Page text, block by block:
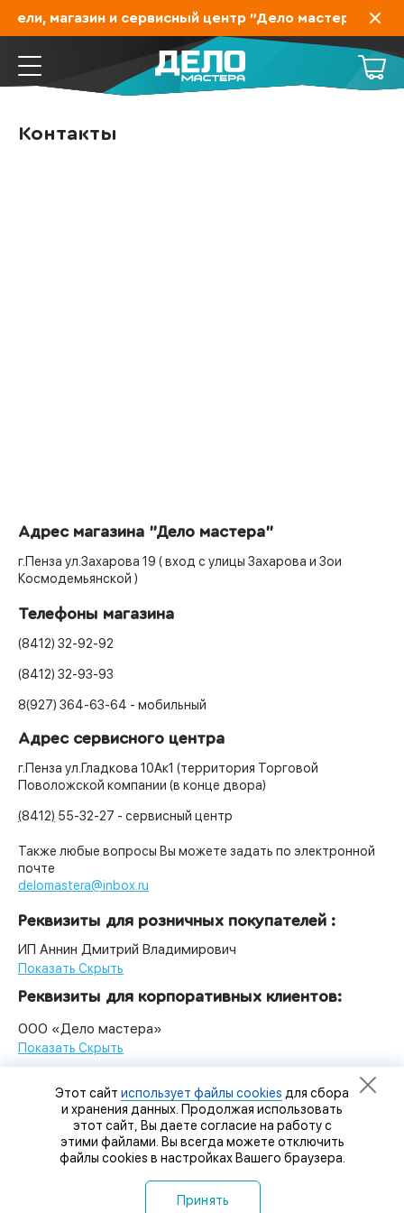
магазин и сервисный центр "Дело мастера"
Контакты
Адрес магазина "Дело мастера"
г.Пенза ул.Захарова 19 ( вход с улицы Захарова и Зои
Космодемьянской )
Телефоны магазина
(8412) 32-92-92
(8412) 32-93-93
8(927) 364-63-64 - мобильный
Адрес сервисного центра
г.Пенза ул.Гладкова 10Ак1 (территория Торговой
Поволожской компании (в конце двора)
(8412) 55-32-27 - сервисный центр
Также любые вопросы Вы можете задать по электронной
почте
delomastera@inbox.ru
Реквизиты для розничных покупателей :
ИП Аннин Дмитрий Владимирович
Показать Скрыть
Реквизиты для корпоративных клиентов:
ООО «Дело мастера»
Показать Скрыть
8 (8412) 32-92-92
8 (8412) 32-93-93
8-927-364-63-64
Пенза-Онлайн
Этот сайт использует файлы cookies для сбора
и хранения данных. Продолжая использовать
этот сайт, Вы даете согласие на работу с
этими файлами. Вы всегда можете отключить
файлы cookies в настройках Вашего браузера.
Принять